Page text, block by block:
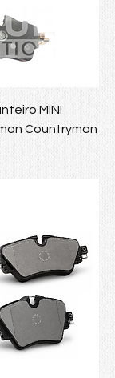
MINI
Countryman